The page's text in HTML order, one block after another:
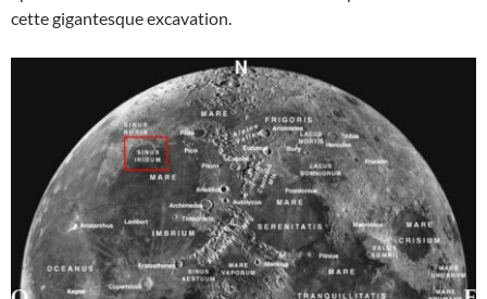
cette gigantesque excavation.